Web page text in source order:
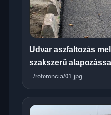
Udvar aszfaltozás
szakszerű alapozással
../referencia/01.jpg